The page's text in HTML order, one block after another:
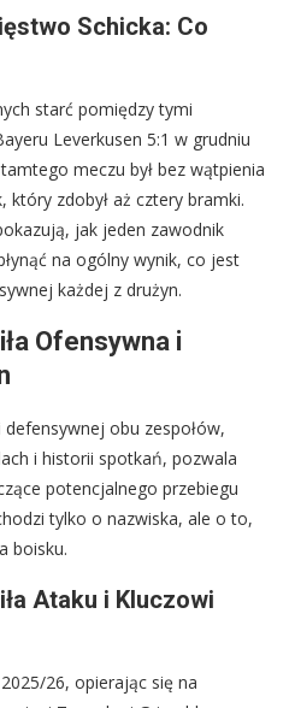
Schicka: Co
starć pomiędzy tymi
Leverkusen 5:1 w grudniu
meczu był bez wątpienia
który zdobył aż cztery bramki.
jak jeden zawodnik
na ogólny wynik, co jest
każdej z drużyn.
Ofensywna i
obu zespołów,
i historii spotkań, pozwala
potencjalnego przebiegu
tylko o nazwiska, ale o to,
boisku.
Ataku i Kluczowi
26, opierając się na